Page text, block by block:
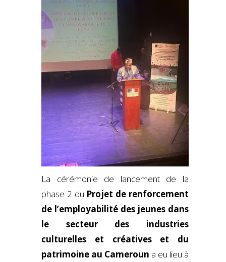
La cérémonie de lancement de la
phase 2 du Projet de renforcement
de l’employabilité des jeunes dans
le secteur des industries
culturelles et créatives
et du
patrimoine au Cameroun a eu lieu à